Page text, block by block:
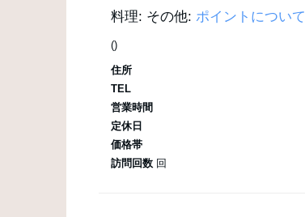
料理: その他: ポイントについて
()
住所
TEL
営業時間
定休日
価格帯
訪問回数 回